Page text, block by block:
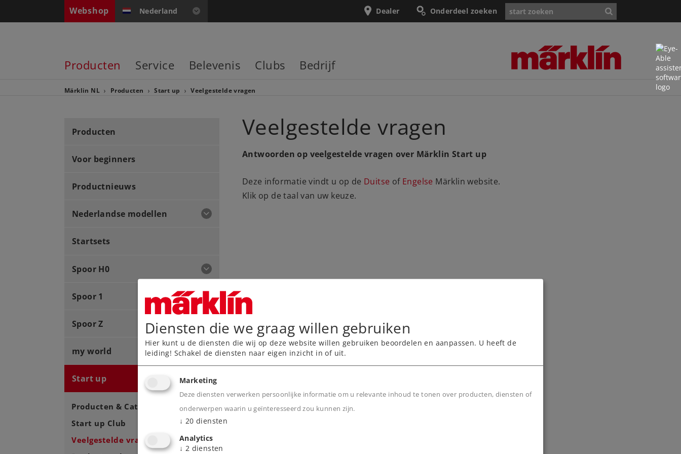
Webshop Nederland Onderdeel zoeken
Dealer
Producten Service Belevenis Clubs Bedrijf
Märklin NL Producten Start up Veelgestelde vragen
Producten
Voor beginners
Productnieuws
Nederlandse modellen
Startsets
Spoor H0
Spoor 1
Spoor Z
my world
Start up
Producten & Catalogus
Start up Club
Veelgestelde vragen
Veelgestelde vragen
Antwoorden op veelgestelde vragen over Märklin Start up
Deze informatie vindt u op de Duitse of Engelse Märklin website.
Klik op de taal van uw keuze.
Diensten die we graag willen gebruiken
Hier kunt u de diensten die wij op deze website willen gebruiken beoordelen en aanpassen. U heeft de
leiding! Schakel de diensten naar eigen inzicht in of uit.
Marketing
Deze diensten verwerken persoonlijke informatie om u relevante inhoud te tonen over producten, diensten of
onderwerpen waarin u geïnteresseerd zou kunnen zijn.
↓ 20 diensten
Analytics
↓ 2 diensten